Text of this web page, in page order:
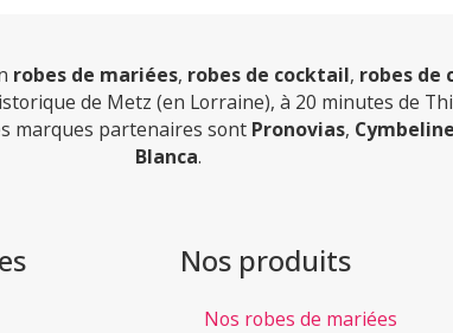
robes de mariées, robes de cocktail, robes de
de Metz (en Lorraine), à 20 minutes de
marques partenaires sont Pronovias, Cymbeline
Blanca.
Nos produits
Nos robes de mariées